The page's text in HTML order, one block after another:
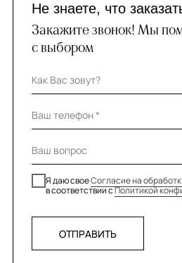
Я даю своеСогласие на
в соответствии сПолитикой
ОТПРАВИТЬ
Закажите звонок! Мы
с выбором
Не знаете, что